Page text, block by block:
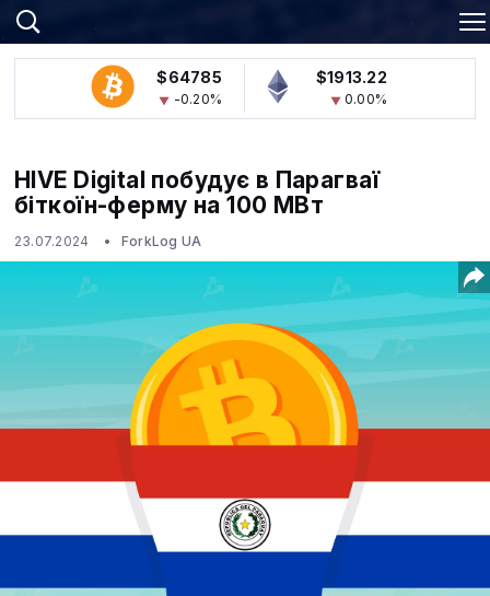
$64785
-0.20%
$1913.22
0.00%
HIVE Digital побудує в Парагваї
біткоїн-ферму на 100 МВт
23.07.2024 ForkLog UA